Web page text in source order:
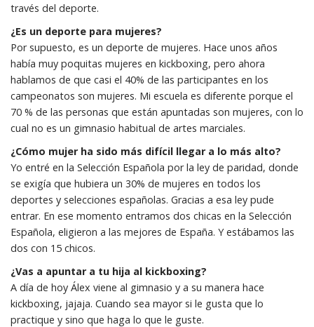
través del deporte.
¿Es un deporte para mujeres?
Por supuesto, es un deporte de mujeres. Hace unos años
había muy poquitas mujeres en kickboxing, pero ahora
hablamos de que casi el 40% de las participantes en los
campeonatos son mujeres. Mi escuela es diferente porque el
70 % de las personas que están apuntadas son mujeres, con lo
cual no es un gimnasio habitual de artes marciales.
¿Cómo mujer ha sido más difícil llegar a lo más alto?
Yo entré en la Selección Española por la ley de paridad, donde
se exigía que hubiera un 30% de mujeres en todos los
deportes y selecciones españolas. Gracias a esa ley pude
entrar. En ese momento entramos dos chicas en la Selección
Española, eligieron a las mejores de España. Y estábamos las
dos con 15 chicos.
¿Vas a apuntar a tu hija al kickboxing?
A día de hoy Álex viene al gimnasio y a su manera hace
kickboxing, jajaja. Cuando sea mayor si le gusta que lo
practique y sino que haga lo que le guste.